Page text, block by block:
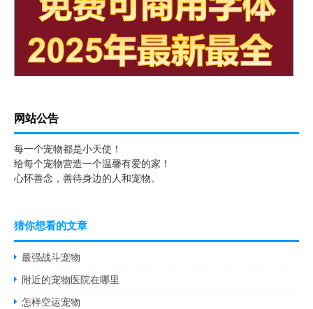
网站公告
每一个宠物都是小天使！
给每个宠物营造一个温馨有爱的家！
心怀善念，善待身边的人和宠物。
猜你想看的文章
最强战斗宠物
附近的宠物医院在哪里
怎样空运宠物